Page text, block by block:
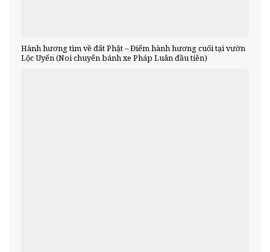
Hành hương tìm về đất Phật – Điểm hành hương cuối tại vườn
Lộc Uyển (Noi chuyển bánh xe Pháp Luân đầu tiên)